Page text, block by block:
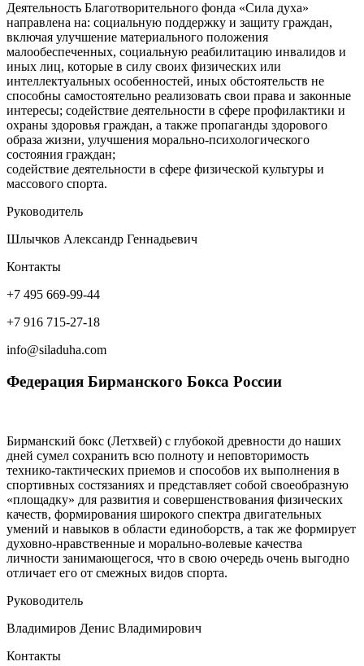
Деятельность Благотворительного фонда «Сила духа»
направлена на: социальную поддержку и защиту граждан,
включая улучшение материального положения
малообеспеченных, социальную реабилитацию инвалидов и
иных лиц, которые в силу своих физических или
интеллектуальных особенностей, иных обстоятельств не
способны самостоятельно реализовать свои права и законные
интересы; содействие деятельности в сфере профилактики и
охраны здоровья граждан, а также пропаганды здорового
образа жизни, улучшения морально-психологического
состояния граждан;
содействие деятельности в сфере физической культуры и
массового спорта.
Руководитель
Шлычков Александр Геннадьевич
Контакты
+7 495 669-99-44
+7 916 715-27-18
info@siladuha.com
Федерация Бирманского Бокса России
Бирманский бокс (Летхвей) с глубокой древности до наших
дней сумел сохранить всю полноту и неповторимость
технико-тактических приемов и способов их выполнения в
спортивных состязаниях и представляет собой своеобразную
«площадку» для развития и совершенствования физических
качеств, формирования широкого спектра двигательных
умений и навыков в области единоборств, а так же формирует
духовно-нравственные и морально-волевые качества
личности занимающегося, что в свою очередь очень выгодно
отличает его от смежных видов спорта.
Руководитель
Владимиров Денис Владимирович
Контакты